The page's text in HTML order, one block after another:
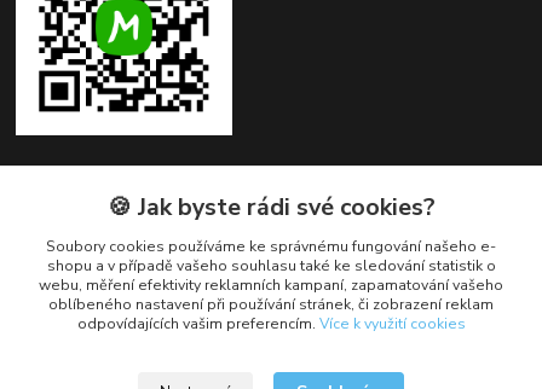
Kontakty
+420 382 279 132
obchod@cukroveozdoby.cz
🍪 Jak byste rádi své cookies?
Soubory cookies používáme ke správnému fungování našeho e-
shopu a v případě vašeho souhlasu také ke sledování statistik o
webu, měření efektivity reklamních kampaní, zapamatování vašeho
oblíbeného nastavení při používání stránek, či zobrazení reklam
odpovídajících vašim preferencím. Více k využití cookies